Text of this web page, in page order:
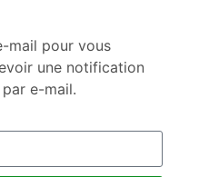
mail pour vous
une notification
e-mail.